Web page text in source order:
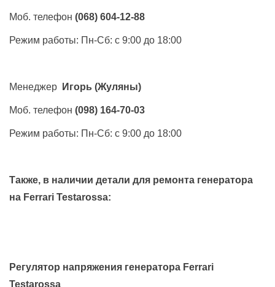
Моб. телефон (068) 604-12-88
Режим работы: Пн-Сб: с 9:00 до 18:00
Менеджер Игорь (Жуляны)
Моб. телефон (098) 164-70-03
Режим работы: Пн-Сб: с 9:00 до 18:00
Также, в наличии детали для ремонта генератора
на Ferrari Testarossa:
Регулятор напряжения генератора Ferrari
Testarossa